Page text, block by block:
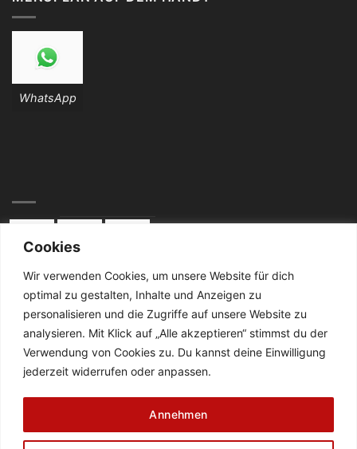
Cookies
Wir verwenden Cookies, um unsere Website für dich
optimal zu gestalten, Inhalte und Anzeigen zu
personalisieren und die Zugriffe auf unsere Website zu
analysieren. Mit Klick auf „Alle akzeptieren“ stimmst du der
Verwendung von Cookies zu. Du kannst deine Einwilligung
jederzeit widerrufen oder anpassen.
Annehmen
WhatsApp
KONTAKT:
Telefon: 02834 / 2024
De Cabanes-Straße 4
47638 Straelen